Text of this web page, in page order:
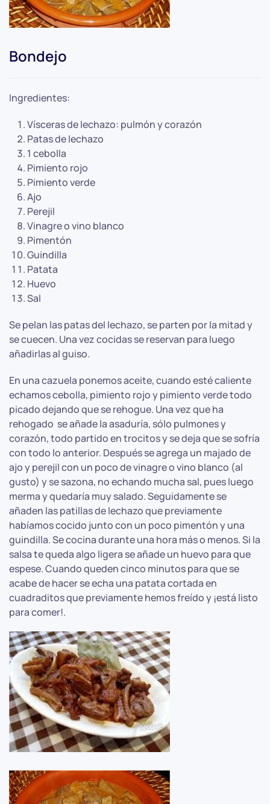
Bondejo
Ingredientes:
Vísceras de lechazo: pulmón y corazón
Patas de lechazo
1 cebolla
Pimiento rojo
Pimiento verde
Ajo
Perejil
Vinagre o vino blanco
Pimentón
Guindilla
Patata
Huevo
Sal
Se pelan las patas del lechazo, se parten por la mitad y
se cuecen. Una vez cocidas se reservan para luego
añadirlas al guiso.
En una cazuela ponemos aceite, cuando esté caliente
echamos cebolla, pimiento rojo y pimiento verde todo
picado dejando que se rehogue. Una vez que ha
rehogado se añade la asaduría, sólo pulmones y
corazón, todo partido en trocitos y se deja que se sofría
con todo lo anterior. Después se agrega un majado de
ajo y perejil con un poco de vinagre o vino blanco (al
gusto) y se sazona, no echando mucha sal, pues luego
merma y quedaría muy salado. Seguidamente se
añaden las patillas de lechazo que previamente
habíamos cocido junto con un poco pimentón y una
guindilla. Se cocina durante una hora más o menos. Si la
salsa te queda algo ligera se añade un huevo para que
espese. Cuando queden cinco minutos para que se
acabe de hacer se echa una patata cortada en
cuadraditos que previamente hemos freído y ¡está listo
para comer!.